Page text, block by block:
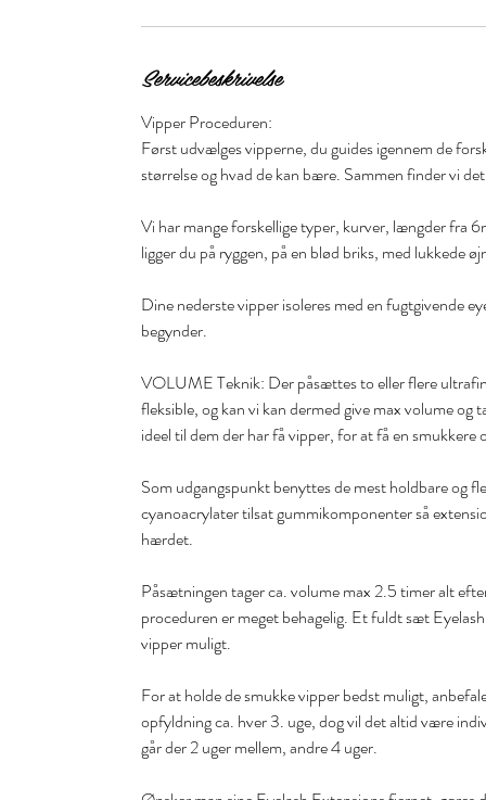
n
Servicebeskrivelse
Vipper Proceduren:
Først udvælges vipperne, du guides igennem de
størrelse og hvad de kan bære. Sammen finder vi
Vi har mange forskellige typer, kurver, længder fra
ligger du på ryggen, på en blød briks, med lukkede
Dine nederste vipper isoleres med en fugtgivende
begynder.
VOLUME Teknik: Der påsættes to eller flere
fleksible, og kan vi kan dermed give max volume
ideel til dem der har få vipper, for at få en smukkere
Som udgangspunkt benyttes de mest holdbare og
cyanoacrylater tilsat gummikomponenter så
hærdet.
Påsætningen tager ca. volume max 2.5 timer alt
proceduren er meget behagelig. Et fuldt sæt
vipper muligt.
For at holde de smukke vipper bedst muligt,
opfyldning ca. hver 3. uge, dog vil det altid være
går der 2 uger mellem, andre 4 uger.